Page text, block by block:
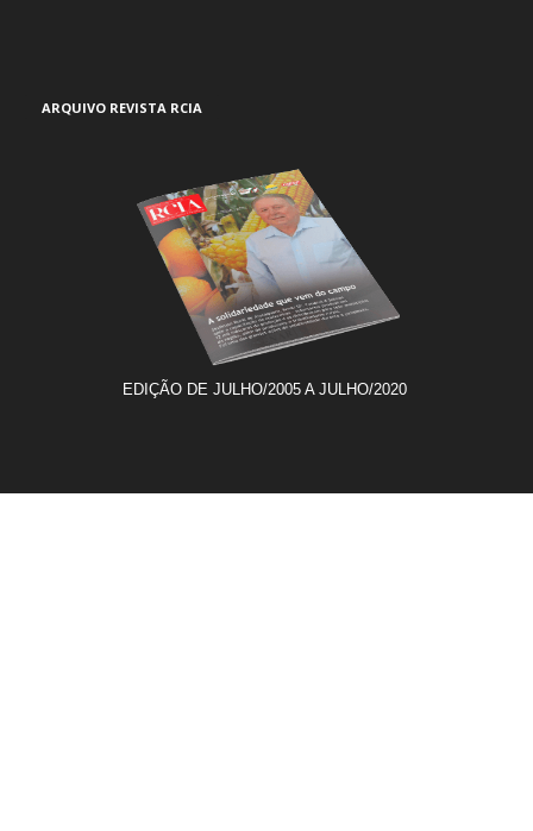
ARQUIVO REVISTA RCIA
EDIÇÃO DE JULHO/2005 A JULHO/2020